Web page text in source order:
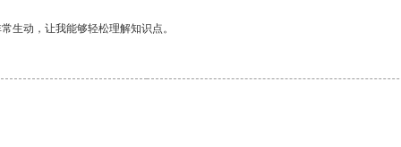
生动，让我能够轻松理解知识点。